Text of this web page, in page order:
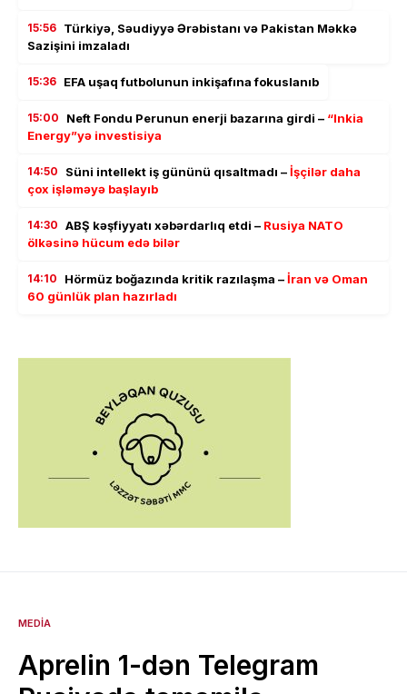
15:56 Türkiyə, Səudiyyə Ərəbistanı və Pakistan Məkkə
Sazişini imzaladı
15:36 EFA uşaq futbolunun inkişafına fokuslanıb
15:00 Neft Fondu Perunun enerji bazarına girdi – “Inkia
Energy”yə investisiya
14:50 Süni intellekt iş gününü qısaltmadı –İşçilər daha
çox işləməyə başlayıb
14:30 ABŞ kəşfiyyatı xəbərdarlıq etdi – Rusiya NATO
ölkəsinə hücum edə bilər
14:10 Hörmüz boğazında kritik razılaşma –İran və Oman
60 günlük plan hazırladı
MEDIA
Aprelin 1-dən Telegram